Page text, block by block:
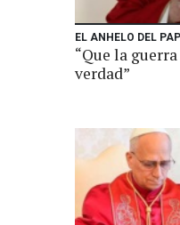
EL ANHELO DEL
“Que la
verdad”